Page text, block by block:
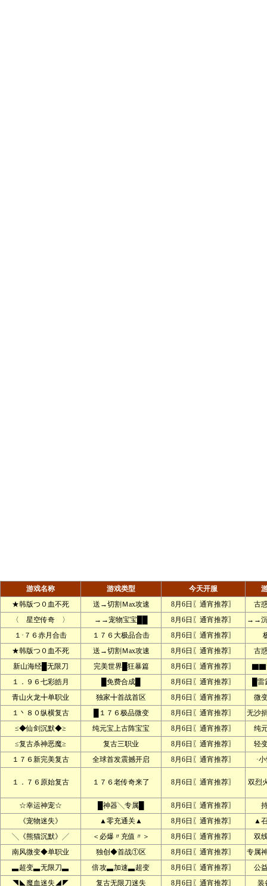
游戏名称 游戏类型 今天开服
★韩版つ０血不死
送→切割Ｍax攻速 8月6日〖通宵推荐〗
古
〈 星空传奇 〉
→→宠物宝宝██ 8月6日〖通宵推荐〗
→→
１·７６赤月合击
１７６大极品合击 8月6日〖通宵推荐〗
★韩版つ０血不死
送→切割Ｍax攻速 8月6日〖通宵推荐〗
古
新山海经█无限刀
完美世界█狂暴篇 8月6日〖通宵推荐〗
１．９６七彩皓月
█免费合成█ 8月6日〖通宵推荐〗
█
青山火龙╋单职业
独家╋首战首区 8月6日〖通宵推荐〗
微
１丶８０纵横复古
█１７６极品微变 8月6日〖通宵推荐〗
无沙
≤◆仙剑沉默◆≥
纯元宝上古阵宝宝 8月6日〖通宵推荐〗
纯
≤复古杀神恶魔≥
复古三职业 8月6日〖通宵推荐〗
轻
１７６新完美复古
全球首发震撼开启 8月6日〖通宵推荐〗 ·
１．７６原始复古 １７６老传奇来了 8月6日〖通宵推荐〗 双烈
☆幸运神宠☆ █神器╲专属█ 8月6日〖通宵推荐〗
《宠物迷失》
▲零充通关▲ 8月6日〖通宵推荐〗
▲
╲《熊猫沉默》╱
＜必爆〃充值〃＞ 8月6日〖通宵推荐〗
双
南风微变◆单职业
独创◆首战①区 8月6日〖通宵推荐〗
专属
▃超变▃无限刀▃
倍攻▃加速▃超变 8月6日〖通宵推荐〗
公
◥◣魔血迷失◢◤
复古无限刀迷失 8月6日〖通宵推荐〗 装